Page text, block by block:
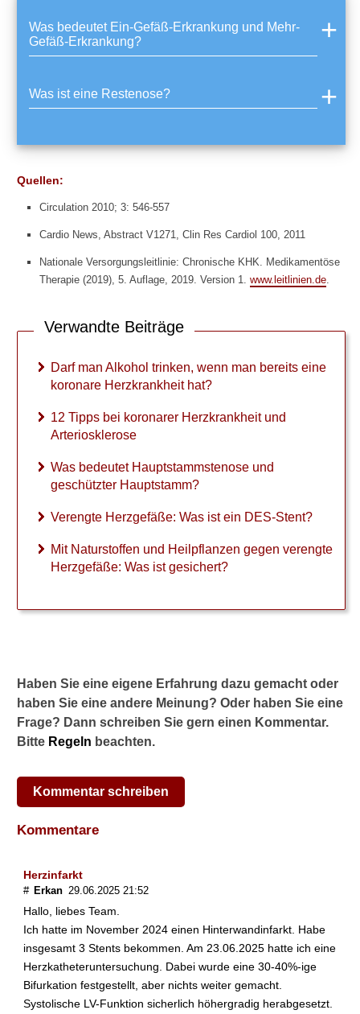
Was bedeutet Ein-Gefäß-Erkrankung und Mehr-
Gefäß-Erkrankung?
Was ist eine Restenose?
Quellen:
Circulation 2010; 3: 546-557
Cardio News, Abstract V1271, Clin Res Cardiol 100, 2011
Nationale Versorgungsleitlinie: Chronische KHK. Medikamentöse
Therapie (2019), 5. Auflage, 2019. Version 1. www.leitlinien.de.
Verwandte Beiträge
Darf man Alkohol trinken, wenn man bereits eine
koronare Herzkrankheit hat?
12 Tipps bei koronarer Herzkrankheit und
Arteriosklerose
Was bedeutet Hauptstammstenose und
geschützter Hauptstamm?
Verengte Herzgefäße: Was ist ein DES-Stent?
Mit Naturstoffen und Heilpflanzen gegen verengte
Herzgefäße: Was ist gesichert?
Haben Sie eine eigene Erfahrung dazu gemacht oder
haben Sie eine andere Meinung? Oder haben Sie eine
Frage? Dann schreiben Sie gern einen Kommentar.
Bitte Regeln beachten.
Kommentar schreiben
Kommentare
Herzinfarkt
# Erkan 29.06.2025 21:52
Hallo, liebes Team.
Ich hatte im November 2024 einen Hinterwandinfarkt. Habe
insgesamt 3 Stents bekommen. Am 23.06.2025 hatte ich eine
Herzkatheteruntersuchung. Dabei wurde eine 30-40%-ige
Bifurkation festgestellt, aber nichts weiter gemacht.
Systolische LV-Funktion sicherlich höhergradig herabgesetzt.